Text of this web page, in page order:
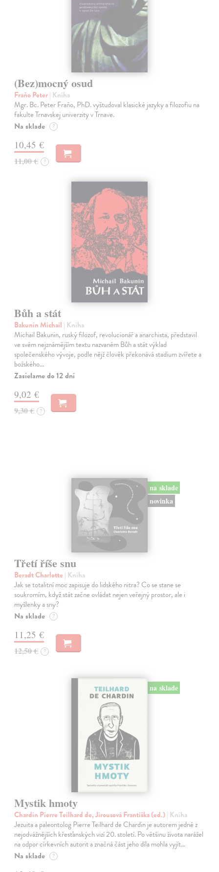
(Bez)mocný osud
Fraňo Peter| Kniha
Mgr. Bc. Peter Fraňo, PhD. vyštudoval klasické jazyky a filozofiu na
fakulte Trnavskej univerzity v Trnave.
Na sklade ?
10,45 €
11,00 € ?
Bůh a stát
Bakunin Michail | Kniha
Michail Bakunin, ruský filozof, revolucionář a anarchista, představil
ve svém nejznámějším textu nazvaném Bůh a stát výklad
společenského vývoje, podle nějž člověk překonává stadium zvířete a
božského…
Zasielame do 12 dní
9,02 €
9,30 € ?
na sklade
novinka
Třetí říše snu
Beradt Charlotte | Kniha
Jak se totalitní moc zapisuje do lidského nitra? Co se stane se
soukromím, když stát začne ovládat nejen veřejný prostor, ale i
myšlenky a sny?
Na sklade ?
11,25 €
12,50 € ?
na sklade
Mystik hmoty
Chardin Pierre Teilhard de, Jirousová Františka (ed.)| Kniha
Jezuita a paleontolog Pierre Teilhard de Chardin je autorem jedné z
nejodvážnějších křesťanských vizí 20. století. Po většinu života narážel
na odpor církevních autorit a značná část jeho díla mohla vyjít…
Na sklade ?